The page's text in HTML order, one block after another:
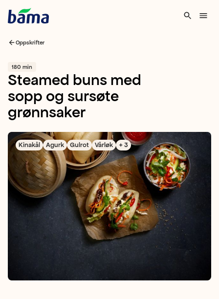
Oppskrifter
180 min
Steamed buns med
sopp og sursøte
grønnsaker
Kinakål Agurk Gulrot Vårløk + 3